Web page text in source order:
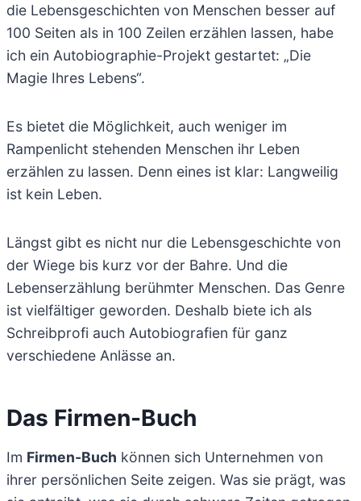
die Lebensgeschichten von Menschen besser auf
100 Seiten als in 100 Zeilen erzählen lassen, habe
ich ein Autobiographie-Projekt gestartet: „Die
Magie Ihres Lebens“.
Es bietet die Möglichkeit, auch weniger im
Rampenlicht stehenden Menschen ihr Leben
erzählen zu lassen. Denn eines ist klar: Langweilig
ist kein Leben.
Längst gibt es nicht nur die Lebensgeschichte von
der Wiege bis kurz vor der Bahre. Und die
Lebenserzählung berühmter Menschen. Das Genre
ist vielfältiger geworden. Deshalb biete ich als
Schreibprofi auch Autobiografien für ganz
verschiedene Anlässe an.
Das Firmen-Buch
Im Firmen-Buch können sich Unternehmen von
ihrer persönlichen Seite zeigen. Was sie prägt, was